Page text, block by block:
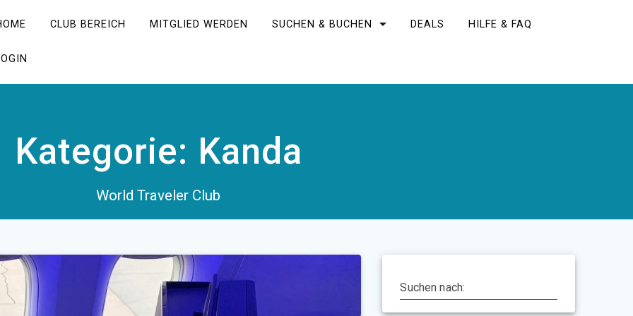
CLUB BEREICH MITGLIED WERDEN SUCHEN & BUCHEN DEALS HILFE & FAQ
Kategorie: Kanda
World Traveler Club
Suchen nach: